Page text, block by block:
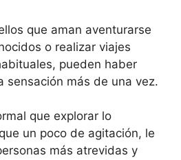
que aman aventurarse
o realizar viajes
pueden haber
sensación más de una vez.
que explorar lo
un poco de agitación, le
más atrevidas y